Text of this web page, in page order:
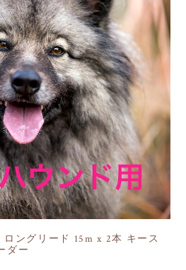
ングリード 15m x 2本 キース
ダー